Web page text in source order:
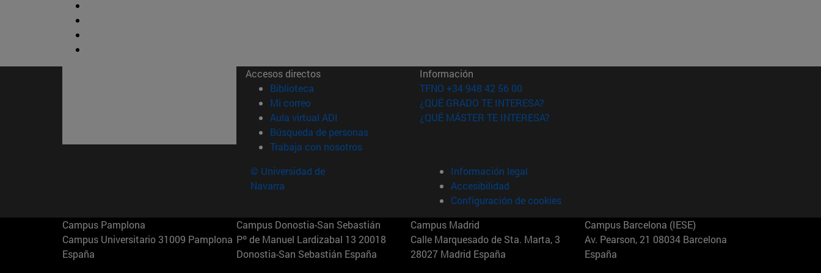
Accesos directos
Biblioteca (abre en nueva ventana)
Mi correo(abre en nueva ventana)
Aula virtual ADI (abre en nueva ventana)
Búsqueda de personas(abre en nueva ventana)
Trabaja con nosotros(abre en nueva ventana)
Información
TFNO +34 948 42 56 00
¿QUÉ GRADO TE INTERESA?
¿QUÉ MÁSTER TE INTERESA?
© Universidad de
Navarra
Información legal
Accesibilidad
Configuración de cookies
Campus Pamplona
Campus Universitario 31009 Pamplona
España
Campus Donostia-San Sebastián
Pº de Manuel Lardizabal 13 20018
Donostia-San Sebastián España
Campus Madrid
Calle Marquesado de Sta. Marta, 3
28027 Madrid España
Campus Barcelona (IESE)
Av. Pearson, 21 08034 Barcelona
España